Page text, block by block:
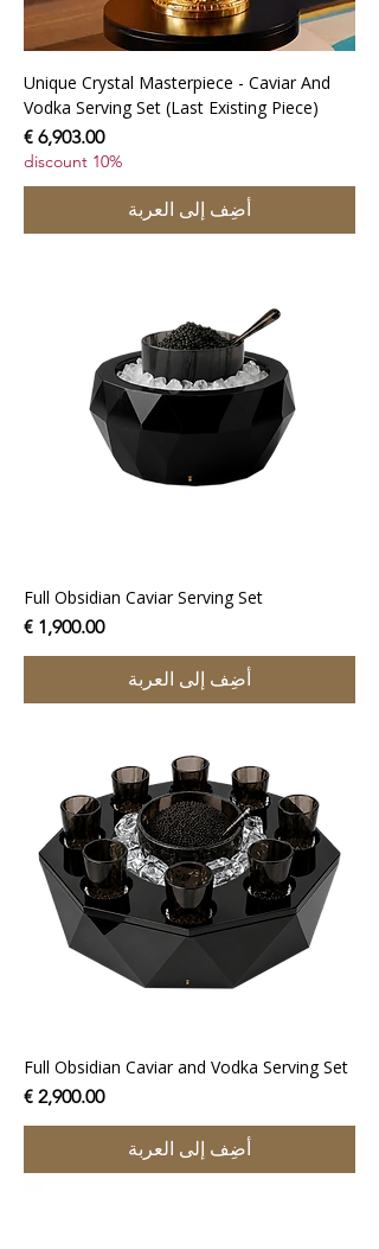
Unique Crystal Masterpiece - Caviar And
Vodka Serving Set (Last Existing Piece)
سعر البيع
10% discount
أضِف إلى العربة
Full Obsidian Caviar Serving Set
السعر
أضِف إلى العربة
Full Obsidian Caviar and Vodka Serving Set
السعر
أضِف إلى العربة